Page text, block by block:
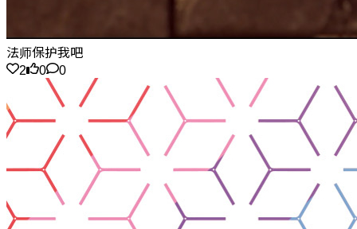
法师保护我吧
2
0 0